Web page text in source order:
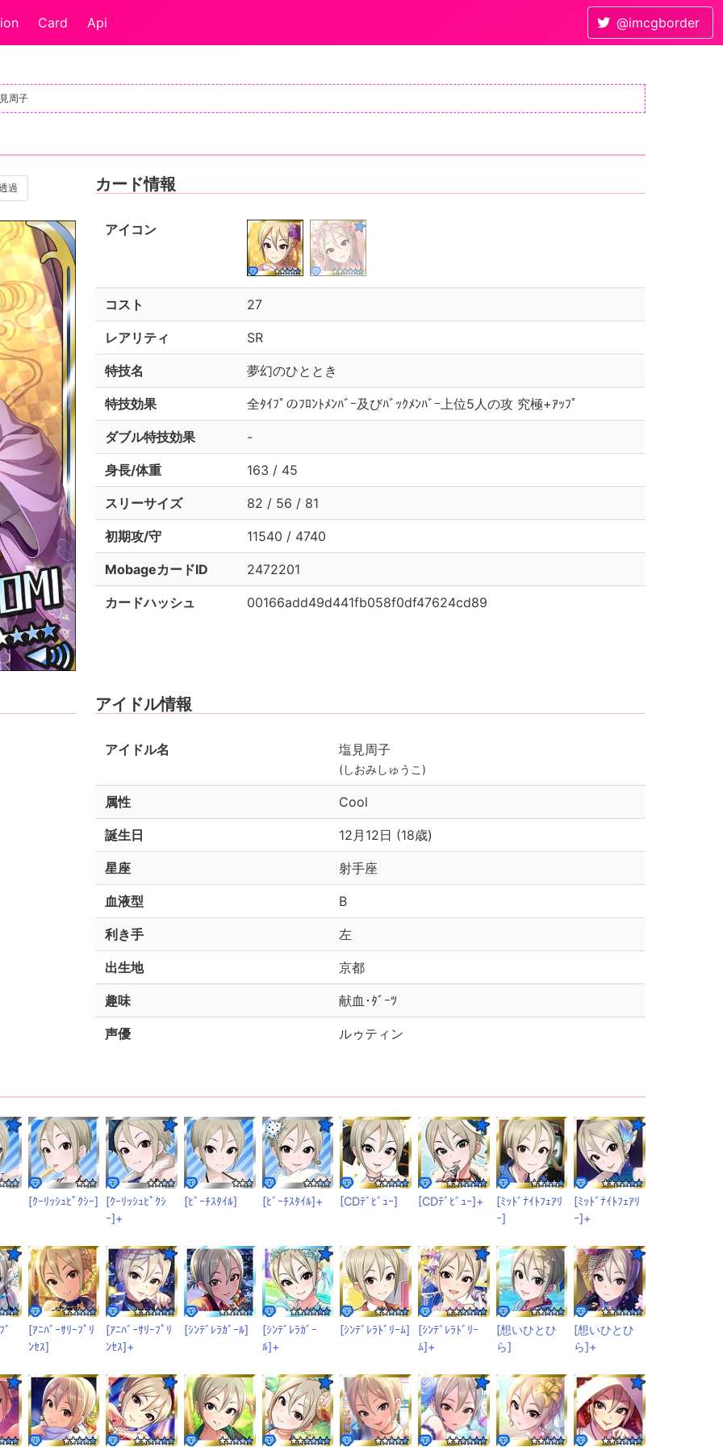
Card Api @imcgborder
周子
過 カード情報
アイコン
コスト 27
レアリティ SR
特技名 夢幻のひととき
特技効果 全ﾀｲﾌﾟのﾌﾛﾝﾄﾒﾝﾊﾞｰ及びﾊﾞｯｸﾒﾝﾊﾞｰ上位5人の攻 究極+ｱｯﾌﾟ
ダブル特技効果 -
身長/体重 163 / 45
スリーサイズ 82 / 56 / 81
初期攻/守 11540 / 4740
MobageカードID 2472201
カードハッシュ 00166add49d441fb058f0df47624cd89
アイドル情報
アイドル名 塩見周子
(しおみしゅうこ)
属性 Cool
誕生日 12月12日 (18歳)
星座 射手座
血液型 B
利き手 左
出生地 京都
趣味 献血･ﾀﾞｰﾂ
声優 ルゥティン
[ｸｰﾘｯｼｭﾋﾟｸｼｰ]
[ｸｰﾘｯｼｭﾋﾟｸｼ
ｰ]+
[ﾋﾞｰﾁｽﾀｲﾙ] [ﾋﾞｰﾁｽﾀｲﾙ]+ [CDﾃﾞﾋﾞｭｰ] [CDﾃﾞﾋﾞｭｰ]+
[ﾐｯﾄﾞﾅｲﾄﾌｪｱﾘ
ｰ]
[ﾐｯﾄﾞﾅｲﾄﾌｪｱﾘ
ｰ]+
ﾞ
[ｱﾆﾊﾞｰｻﾘｰﾌﾟﾘ
ﾝｾｽ]
[ｱﾆﾊﾞｰｻﾘｰﾌﾟﾘ
ﾝｾｽ]+
[ｼﾝﾃﾞﾚﾗｶﾞｰﾙ]
[ｼﾝﾃﾞﾚﾗｶﾞｰ
ﾙ]+
[ｼﾝﾃﾞﾚﾗﾄﾞﾘｰﾑ]
[ｼﾝﾃﾞﾚﾗﾄﾞﾘｰ
ﾑ]+
[想いひとひ
ら]
[想いひとひ
ら]+